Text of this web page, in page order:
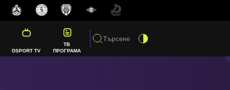
DSPORT TV
ТВ
ПРОГРАМА